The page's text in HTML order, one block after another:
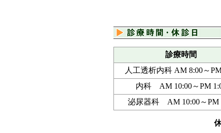
診療時間
人工透析内科 AM 8:00～
内科 AM 10:00～PM
泌尿器科 AM 10:00～PM